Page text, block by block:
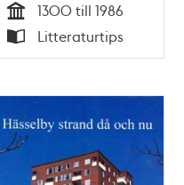
Tid
1300 till 1986
Typ
Litteraturtips